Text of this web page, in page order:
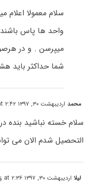
سلام معمولا
واحد ها پاس
میپرسن . و در
شما حداکثر باید
محمداردیبهشت ۳۰, ۱۳۹۷ at ۲:۴۲ ق٫ظ
سلام خسته نباشید بنده
التحصیل شدم الان می
لیلااردیبهشت ۳۰, ۱۳۹۷ at ۲:۳۶ ق٫ظ